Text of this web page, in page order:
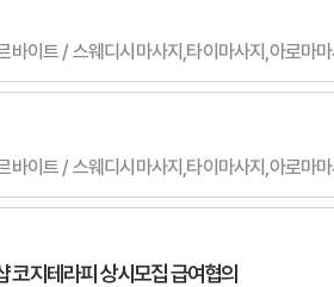
이트 / 스웨디시마사지,타이마사지,아로마
코지테라피 상시모집 급여협의